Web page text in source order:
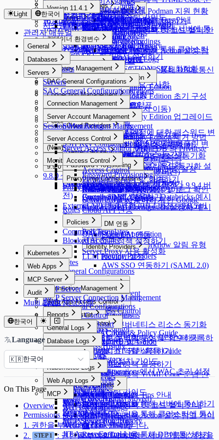
법 안내
쿠버네티스 정책 Tips 안내
쿠버네티스 정책 UI 코드 헬퍼 안
내
쿠버네티스 정책 Action 설정 참
고 가이드
설정하기
WAC 트러블슈팅 가이드
WAC FAQ
Reverse Tunnels
Reverse Tunnels
Reverse Tunnel을 통해 서버에 통
신하기
Reverse Tunnel을 통해 클러스터
에 통신하기
Reverse Tunnel을 통해 DB에 통신
하기
AI Chat Audit
Running Queries
DML Snapshots
Account Lock History
Access Control Logs
Policy Audit Logs
Policy Exception Logs
Command Audit
Session Logs
Session Monitoring (Moved)
Access Control Logs
Server Role History
Account Lock History
Kubernetes Logs
Request Audit
Pod Session Recordings
Kubernetes Role History
Web App Logs
Web App Logs
Web Access History
Web Event Audit
User Activity Recordings
Web App Role History
JIT Access Control Logs
MCP
MCP
Request Audit
MCP Server Role History
11.1.0 ~ 11.1.2
11.0.0
10.3.0 ~ 10.3.4
10.2.0 ~ 10.2.12
10.1.0 ~ 10.1.11
10.0.0 ~ 10.0.2
9.20.0 ~ 9.20.2
9.19.0
9.18.0 ~ 9.18.3
9.17.0 ~ 9.17.1
9.16.0 ~ 9.16.4
9.15.0 ~ 9.15.4
9.14.0 ~ 9.14.3
9.13.0 ~ 9.13.5
9.12.0 ~ 9.12.14
9.12.0 ~ 9.12.14
메뉴 개선 가이드 (9.12.0)
9.11.0 ~ 9.11.5
9.10.0 ~ 9.10.4
9.10.0 ~ 9.10.4
External API 변경사항 (9.10.0 버전)
9.9.0 ~ 9.9.8
9.9.0 ~ 9.9.8
External API 변경사항 (9.8.10 버전 > 9.9.4 버
전)
External API 변경사항 (9.9.4 버전 > 9.9.5 버
전)
9.8.0 ~ 9.8.12
리눅스 배포본과 Docker, Podman 지원 현황
Podman 으로 Rootless Mode 구성하기
설치하기
설치하기
설치 가이드 - 간단한 구성
설치 가이드 - setup.v2.sh
setup.sh, setup.v2.sh 비교
AWS EKS 환경에서 설치하기
설치 후 초기 설정
시스템 아키텍처와 네트워크 접근제어
컨테이너 환경변수
컨테이너 환경변수
QUERYPIE_WEB_URL
DB_MAX_CONNECTION_SIZE 최적화
라이선스 설치
서버구성 요구사항
서버구성 요구사항
Public Cloud 운영서버 요구사항
On-Premise VM 요구사항
서버구성 요구사항 요약표
QueryPie ACP Community Edition
QueryPie ACP Community Edition
QueryPie ACP Community Edition 초기 구성
가이드
QueryPie ACP Community Edition 업그레이드
방법
QueryPie ACP Community Edition 제거 방법
MCP 설정 가이드
Standard Edition 라이선스 정책
운영 로그 수집 가이드
Version 11.4.1
External API v2
External API v0.9
Light 한국어
관리자 매뉴얼
General
General
Company Management
Company Management
General
Security
Allowed Zones
Channels
Alerts
Alerts
New Request > 요청 타입별 템플릿 변
수
Licenses
User Management
User Management
Users
Users
사용자 프로필
qp-admin 기본 계정에 대한 패스워드 변
경 강제화 및 계정 삭제 기능
Groups
Roles
Profile Editor
Profile Editor
Custom Attribute
Authentication
Authentication
Okta 연동하기
LDAP 연동하기
AWS SSO 연동하기
Google SAML 연동하기
Multi-Factor Authentication 설정하기
Provisioning
Provisioning
Provisioning 활성화 하기
[Okta] 프로비저닝 연동 가이드
Workflow Management
Workflow Management
All Requests
Approval Rules
Workflow Configurations
System
System
Integrations
Integrations
Syslog 연동
Splunk 연동
Secret Store 연동
Email 연동
Event Callback 연동
OAuth 2.0을 사용하기 위한 Google
Cloud API 연동
Slack DM 연동
Slack DM 연동
Slack DM - Workflow 알림 유형
OAuth Client Application
Identity Providers
Identity Providers
AWS SSO 연동하기 (SAML 2.0)
LLM Provider 설정
API Token
Jobs
Maintenance
Databases
Databases
DAC General Configurations
DAC General Configurations
Unmasking Zones
Masking Pattern (메뉴 위치 이동)
Connection Management
Connection Management
Cloud Providers
Cloud Providers
AWS에서 DB 리소스 동기화
MS Azure에서 DB 리소스 동기화
Google Cloud에서 DB 리소스 동기화
Dry Run 기능으로 클라우드 동기화 설
정 확인하기
DB Connections
DB Connections
MongoDB 전용 가이드
DocumentDB 전용 가이드
Google BigQuery OAuth 인증 설정
AWS Athena 전용 가이드
Custom Data Source 설정 및 로그 확인
SSL Configurations
SSH Configurations
Kerberos Configurations
Custom JDBC Configs
Custom JDBC Configs
QSI Parser Selection
Custom JDBC Configs - Databricks 예시
Custom JDBC Configs - Databricks 예시
DB Access Control
DB Access Control
Privilege Type
Privilege Type
MongoDB / Document DB 의 Privilege
Type Mapping
Access Control
Policies
Policies
Data Access
Masking Pattern
Data Masking
Sensitive Data
Policy Exception
Query Rules
Ledger Management
Ledger Management
Ledger Table Policy
Ledger Approval Rules
(New) Policy Management
(New) Policy Management
Data Paths
Data Policies
Exception Management
Monitoring
Monitoring
Running Queries
Proxy Management
Servers
Servers
SAC General Configurations
Connection Management
Connection Management
Cloud Providers
Cloud Providers
AWS에서 서버 리소스 동기화
Azure에서 서버 리소스 동기화
GCP에서 서버 리소스 동기화
Servers
Servers
수동으로 개별 서버 등록하기
Server Groups
Server Groups
서버를 그룹으로 관리하기
Server Agents for RDP
Server Agents for RDP
Server Agent 설치 및 제거하기
ProxyJump Configurations
ProxyJump Configurations
ProxyJump 생성하기
Server Account Management
Server Account Management
Server Account Templates
SSH Key Configurations
Account Management
Password Provisioning
Password Provisioning
패스워드 변경 Job 생성하기
Session Monitoring
Server Access Control
Server Access Control
Access Control
Access Control
Permissions 부여 및 회수하기
Role 부여 및 회수하기
Server Privilege 부여하기
Roles
Policies
Policies
서버 접근 정책 설정하기
Server Proxy 사용 활성화
Command Templates
Blocked Accounts
Kubernetes
Kubernetes
KAC General Configurations
Connection Management
Connection Management
Cloud Providers
Cloud Providers
AWS에서 쿠버네티스 리소스 동기화
Clusters
Clusters
수동으로 쿠버네티스 클러스터 등록하
기
K8s Access Control
K8s Access Control
Access Control
Access Control
쿠버네티스 역할 부여 및 회수하기
Roles
Roles
쿠버네티스 역할 설정하기
Policies
Policies
쿠버네티스 정책 설정하기
쿠버네티스 정책 YAML Code 문법 안
내
쿠버네티스 정책 Tips 안내
쿠버네티스 정책 UI 코드 헬퍼 안내
쿠버네티스 정책 Action 설정 참고 가이
드
Web Apps
Web Apps
Connection Management
Connection Management
Web Apps
Web App Configurations
Web App Access Control
Web App Access Control
Access Control
Access Control
Role 부여 및 회수하기
Roles
Policies
WAC Quickstart
WAC Quickstart
[~10.2.7] WAC Role & Policy Guide
[10.2.8~] WAC RBAC Guide
[10.3.0 ~] WAC JIT 권한 획득 Guide
Root CA 인증서 설치 가이드
Web App Configurations에서 WAC 초기 설정
하기
WAC 트러블슈팅 가이드
WAC FAQ
MCP Server
MCP Server
MCP Server Connection Management
MAC General Configurations
MCP Access Control
Audit
Audit
Reports
Reports
Reports
Audit Log Export
General Logs
General Logs
User Access History
Activity Logs
Admin Role History
Workflow Logs
Reverse Tunnels
Reverse Tunnels
Reverse Tunnel을 통해 서버에 통신하기
Reverse Tunnel을 통해 클러스터에 통신
하기
Reverse Tunnel을 통해 DB에 통신하기
AI Chat Audit
Database Logs
Database Logs
DB Access History
Query Audit
Running Queries
DML Snapshots
Account Lock History
Access Control Logs
Policy Audit Logs
Policy Exception Logs
Server Logs
Server Access History
Command Audit
Session Logs
Session Monitoring (Moved)
Access Control Logs
Server Role History
Account Lock History
Kubernetes Logs
Kubernetes Logs
Request Audit
Pod Session Recordings
Kubernetes Role History
Web App Logs
Web App Logs
Web Access History
Web Event Audit
User Activity Recordings
Web App Role History
JIT Access Control Logs
MCP
MCP
Request Audit
MCP Server Role History
Multi Agent 제약사항
한국어
Language
🇰🇷한국어
On This Page
Overview
Permissions 부여하기
1. 권한을 부여할 대상을 선택합니다.
2.
STEP 1 : 권한을 부여할 서버 또는 서버 그룹의 계정을